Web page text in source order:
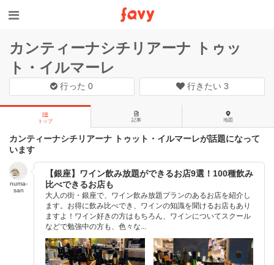
カンティーナシチリアーナ トゥッ
ト・イルマーレ
行った0 行きたい 3
トップ 記事 地図
カンティーナシチリアーナ トゥット・イルマーレが話題になって
います
numa-
san
【銀座】ワイン飲み放題ができるお店9選！100種飲み
比べできるお店も
大人の街・銀座で、ワイン飲み放題プランのあるお店を紹介し
ます。お得に飲み比べでき、ワインの知識を聞けるお店もあり
ますよ！ワイン好きの方はもちろん、ワインについてスクール
などで勉強中の方も、色々な...